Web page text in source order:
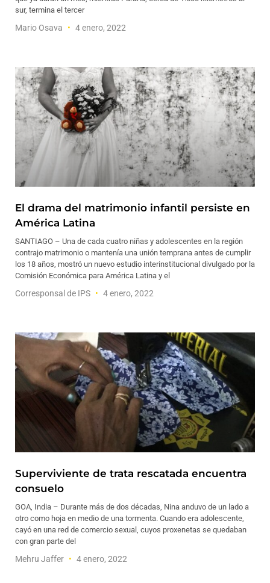
sur, termina el tercer
Mario Osava 4 enero, 2022
El drama del matrimonio infantil persiste en
América Latina
SANTIAGO – Una de cada cuatro niñas y adolescentes en la región
contrajo matrimonio o mantenía una unión temprana antes de cumplir
los 18 años, mostró un nuevo estudio interinstitucional divulgado por la
Comisión Económica para América Latina y el
Corresponsal de IPS 4 enero, 2022
Superviviente de trata rescatada encuentra
consuelo
GOA, India – Durante más de dos décadas, Nina anduvo de un lado a
otro como hoja en medio de una tormenta. Cuando era adolescente,
cayó en una red de comercio sexual, cuyos proxenetas se quedaban
con gran parte del
Mehru Jaffer 4 enero, 2022